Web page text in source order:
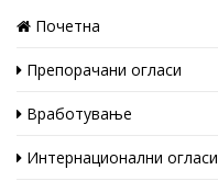
Почетна
Препорачани огласи
Вработување
Интернационални огласи